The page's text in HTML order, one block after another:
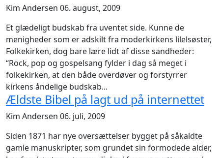
Kim Andersen 06. august, 2009
Et glædeligt budskab fra uventet side. Kunne de
menigheder som er adskilt fra moderkirkens lilelsøster,
Folkekirken, dog bare lære lidt af disse sandheder:
“Rock, pop og gospelsang fylder i dag så meget i
folkekirken, at den både overdøver og forstyrrer
kirkens åndelige budskab...
Ældste Bibel på lagt ud på internettet
Kim Andersen 06. juli, 2009
Siden 1871 har nye oversættelser bygget på såkaldte
gamle manuskripter, som grundet sin formodede alder,